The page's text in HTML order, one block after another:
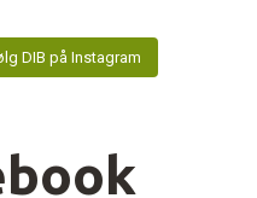
DIB på Instagram